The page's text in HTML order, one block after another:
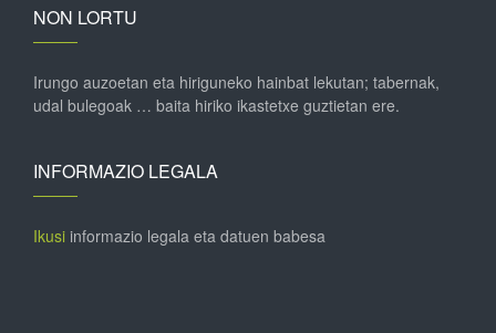
NON LORTU
Irungo auzoetan eta hiriguneko hainbat lekutan; tabernak,
udal bulegoak … baita hiriko ikastetxe guztietan ere.
INFORMAZIO LEGALA
Ikusi informazio legala eta datuen babesa